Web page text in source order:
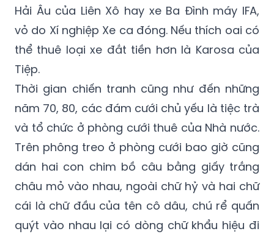
Hải Âu của Liên Xô hay xe Ba Đình máy IFA,
vỏ do Xí nghiệp Xe ca đóng. Nếu thích oai có
thể thuê loại xe đắt tiền hơn là Karosa của
Tiệp.
Thời gian chiến tranh cũng như đến những
năm 70, 80, các đám cưới chủ yếu là tiệc trà
và tổ chức ở phòng cưới thuê của Nhà nước.
Trên phông treo ở phòng cưới bao giờ cũng
dán hai con chim bồ câu bằng giấy trắng
châu mỏ vào nhau, ngoài chữ hỷ và hai chữ
cái là chữ đầu của tên cô dâu, chú rể quấn
quýt vào nhau lại có dòng chữ khẩu hiệu đi